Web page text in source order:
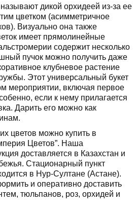
дикой орхидеей из-за ее
цветком (асимметричное
Визуально она также
имеет прямолинейные
содержит несколько
пучок можно получить даже
клубневое растение
Этот универсальный букет
мероприятии, включая первое
если к нему прилагается
Дарить его можно как
цветов можно купить в
Цветов”. Наша
доставляется в Казахстан и
Стационарный пункт
в Нур-Султане (Астане).
и оперативно доставить
тюльпанов, роз, орхидей и